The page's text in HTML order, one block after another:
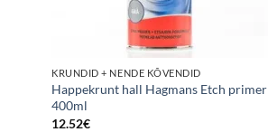
KRUNDID + NENDE KÕVENDID
Happekrunt hall Hagmans Etch primer
400ml
12.52€